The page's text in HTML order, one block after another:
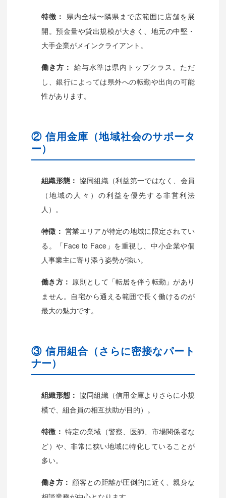
特徴：
県内全域〜隣県まで広範囲に店舗を展
開。預金量や貸出規模が大きく、地元の中堅・
大手企業がメインクライアント。
働き方：
給与水準は県内トップクラス。ただ
し、銀行によっては県外への転勤や出向の可能
性があります。
② 信用金庫（地域社会のサポータ
ー）
組織形態： 協同組織（利益第一ではなく、会員
（地域の人々）の利益を優先する非営利法
人）。
特徴： 営業エリアが特定の地域に限定されてい
る。「Face to Face」を重視し、中小企業や個
人事業主に寄り添う姿勢が強い。
働き方：
原則として「転居を伴う転勤」があり
ません。自宅から通える範囲で長く働けるのが
最大の魅力です。
③ 信用組合（さらに密接なパート
ナー）
組織形態： 協同組織（信用金庫よりさらに小規
模で、組合員の相互扶助が目的）。
特徴： 特定の業域（警察、医師、市場関係者な
ど）や、非常に狭い地域に特化していることが
多い。
働き方： 顧客との距離が圧倒的に近く、親身な